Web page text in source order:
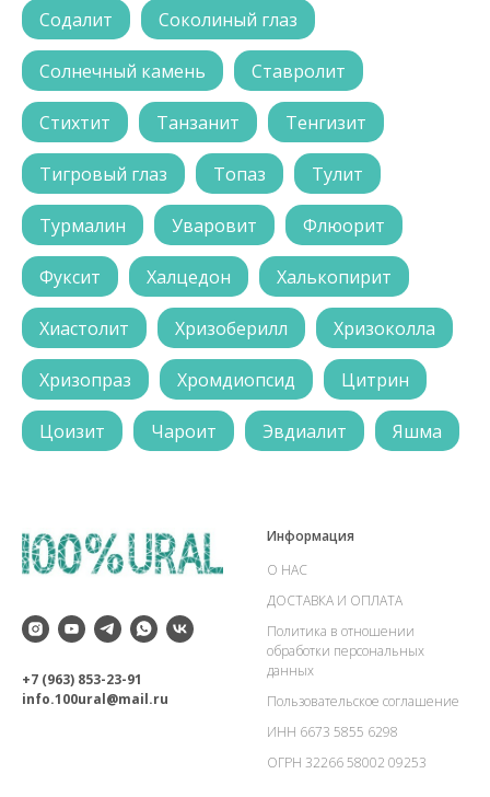
Содалит Соколиный глаз
Солнечный камень Ставролит
Стихтит Танзанит Тенгизит
Тигровый глаз Топаз Тулит
Турмалин Уваровит Флюорит
Фуксит Халцедон Халькопирит
Хиастолит Хризоберилл Хризоколла
Хризопраз Хромдиопсид Цитрин
Цоизит Чароит Эвдиалит Яшма
+7 (963) 853-23-91
info.100ural@mail.ru
Информация
О НАС
ДОСТАВКА И ОПЛАТА
Политика в отношении
обработки персональных
данных
Пользовательское соглашение
ИНН 6673 5855 6298
ОГРН 32266 58002 09253